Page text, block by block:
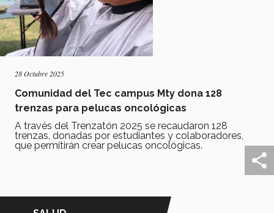
28 Octubre 2025
Comunidad del Tec campus Mty dona 128
trenzas para pelucas oncológicas
A través del Trenzatón 2025 se recaudaron 128
trenzas, donadas por estudiantes y colaboradores,
que permitirán crear pelucas oncológicas.